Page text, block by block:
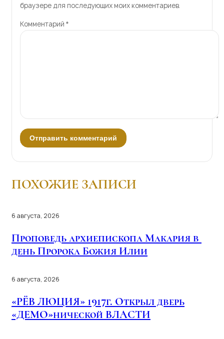
Комментарий *
ПОХОЖИЕ ЗАПИСИ
Проповедь архиепископа Макария в
день Пророка Божия Илии
«РЁВ ЛЮЦИЯ» 1917г. Открыл дверь
«ДЕМО»нической ВЛАСТИ